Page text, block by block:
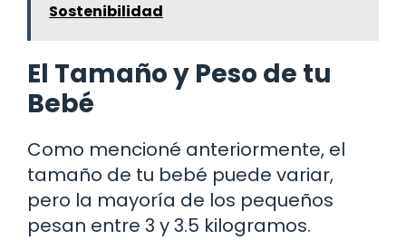
Sostenibilidad
El Tamaño y Peso de tu
Bebé
Como mencioné anteriormente, el
tamaño de tu bebé puede variar,
pero la mayoría de los pequeños
pesan entre 3 y 3.5 kilogramos.